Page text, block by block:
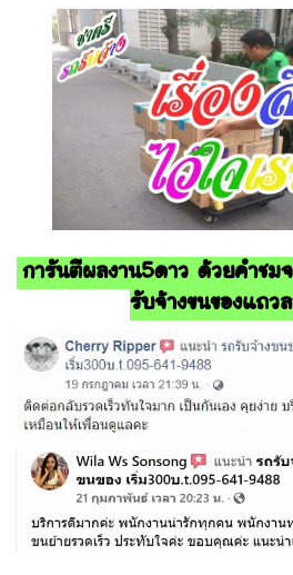
การันตีผลงาน5ดาว ด้วยคำชม
รับจ้างขนของแถว